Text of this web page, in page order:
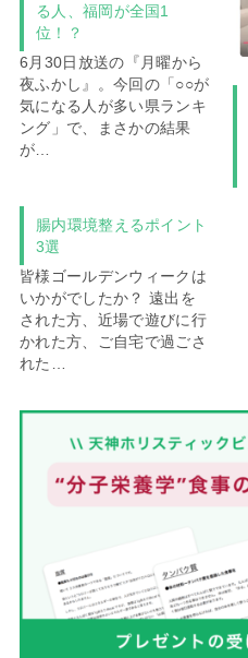
る人、福岡が全国1
位！？
6月30日放送の『月曜から
夜ふかし』。今回の「○○が
気になる人が多い県ランキ
ング」で、まさかの結果
が…
腸内環境整えるポイント
3選
皆様ゴールデンウィークは
いかがでしたか？ 遠出を
された方、近場で遊びに行
かれた方、ご自宅で過ごさ
れた…